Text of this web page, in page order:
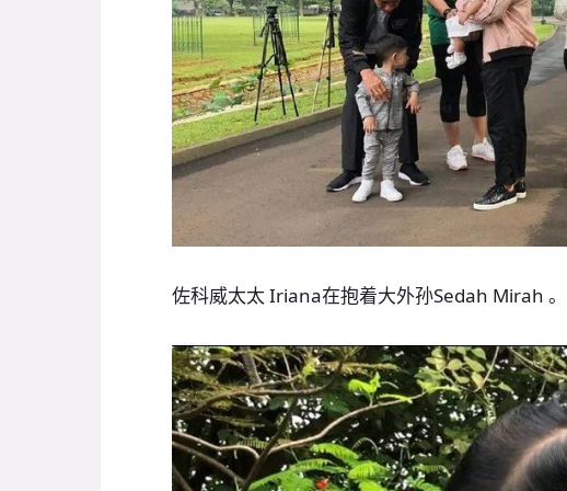
佐科威太太 Iriana在抱着大外孙Sedah Mirah 。